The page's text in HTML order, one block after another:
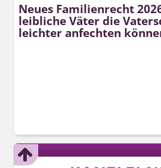
Neues Familienrecht
leibliche Väter die
leichter anfechten